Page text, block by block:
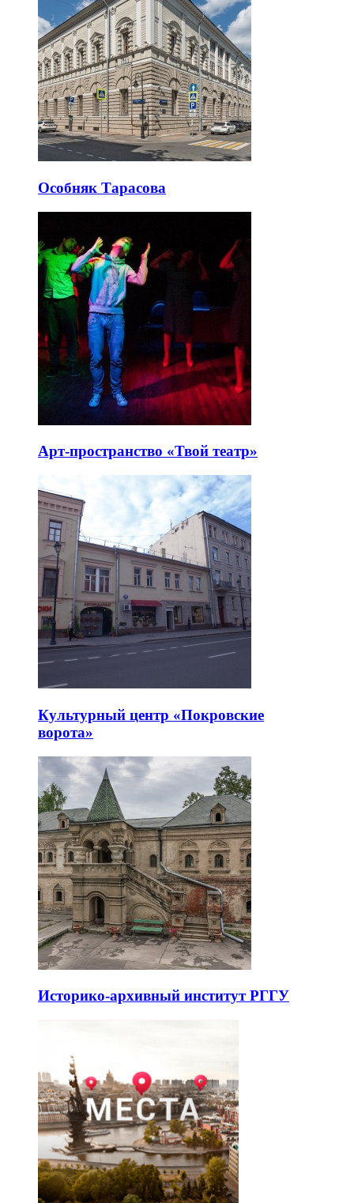
Особняк Тарасова
Арт-пространство «Твой театр»
Культурный центр «Покровские
ворота»
Историко-архивный институт РГГУ